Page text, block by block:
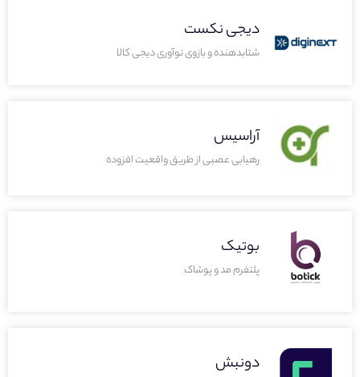
دیجی نکست
شتابدهنده و بازوی نوآوری دیجی کالا
آراسیس
رهیابی عصبی از طریق واقعیت افزوده
بوتیک
پلتفرم مد و پوشاک
دونبش